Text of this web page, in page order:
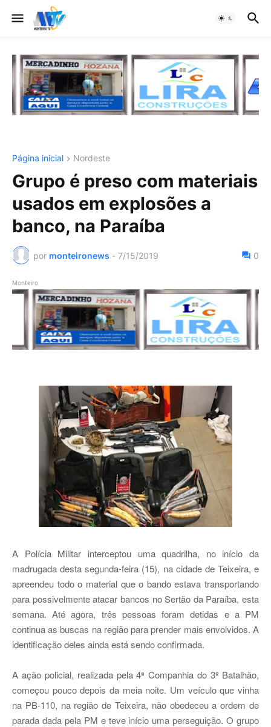
Página inicial Nordeste
Grupo é preso com materiais
usados em explosões a
banco, na Paraíba
por monteironews - 7/15/2019 0
Monteiro
A Polícia Militar interceptou uma quadrilha, no início da
madrugada desta segunda-feira (15), na cidade de Teixeira, e
apreendeu todo o material que o bando estava transportando
para possivelmente atacar bancos no Sertão da Paraíba, esta
semana. Até agora, três pessoas foram detidas e a PM
continua as buscas na região para prender mais envolvidos. A
identificação deles ainda está sendo confirmada.
A ação policial, realizada pela 4ª Companhia do 3º Batalhão,
começou pouco depois da meia noite. Um veículo que vinha
na PB-110, na região de Teixeira, não obedeceu a ordem de
parada dada pela PM e teve início uma perseguição. O grupo